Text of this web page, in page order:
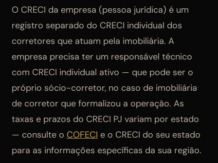
O CRECI da empresa (pessoa jurídica) é um
registro separado do CRECI individual dos
corretores que atuam pela imobiliária. A
empresa precisa ter um responsável técnico
com CRECI individual ativo — que pode ser o
próprio sócio-corretor, no caso de imobiliária
de corretor que formalizou a operação. As
taxas e prazos do CRECI PJ variam por estado
— consulte o COFECI e o CRECI do seu estado
para as informações específicas da sua região.